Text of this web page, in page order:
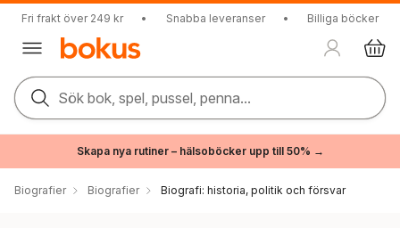
Fri frakt över 249 kr • Snabba leveranser • Billiga böcker
Sök bok, spel, pussel, penna...
Skapa nya rutiner – hälsoböcker upp till 50% →
Biografier Biografier Biografi: historia, politik och försvar